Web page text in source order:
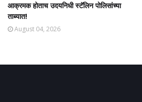
आक्रमक होताच उदयनिधी स्टॅलिन पोलिसांच्या
ताब्यात!
August 04, 2026